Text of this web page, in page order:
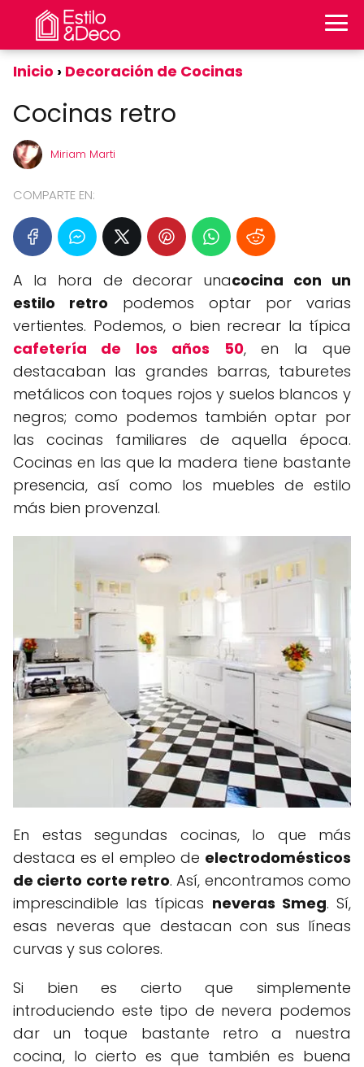
Inicio Decoración de Cocinas
Cocinas retro
Miriam Marti
COMPARTE EN:
A la hora de decorar unacocina con un
estilo retro podemos optar por varias
vertientes. Podemos, o bien recrear la típica
cafetería de los años 50, en la que
destacaban las grandes barras, taburetes
metálicos con toques rojos y suelos blancos y
negros; como podemos también optar por
las cocinas familiares de aquella época.
Cocinas en las que la madera tiene bastante
presencia, así como los muebles de estilo
más bien provenzal.
En estas segundas cocinas, lo que más
destaca es el empleo de electrodomésticos
de cierto corte retro. Así, encontramos como
imprescindible las típicas neveras Smeg. Sí,
esas neveras que destacan con sus líneas
curvas y sus colores.
Si bien es cierto que simplemente
introduciendo este tipo de nevera podemos
dar un toque bastante retro a nuestra
cocina, lo cierto es que también es buena